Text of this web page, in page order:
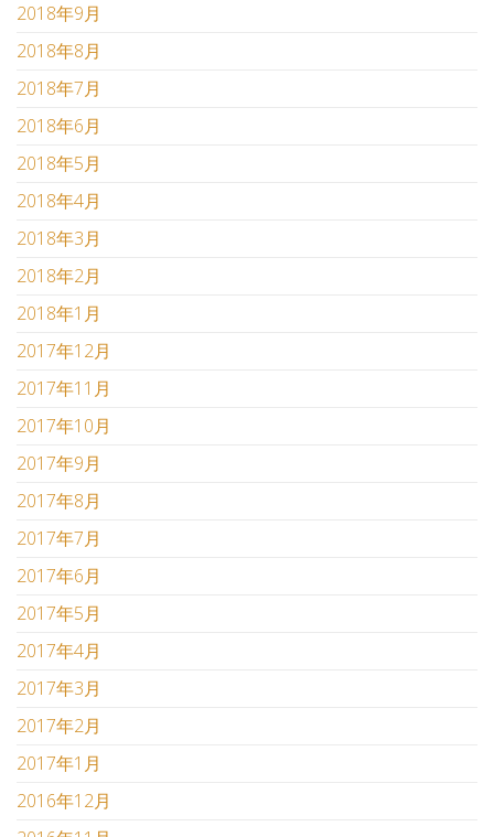
2018年9月
2018年8月
2018年7月
2018年6月
2018年5月
2018年4月
2018年3月
2018年2月
2018年1月
2017年12月
2017年11月
2017年10月
2017年9月
2017年8月
2017年7月
2017年6月
2017年5月
2017年4月
2017年3月
2017年2月
2017年1月
2016年12月